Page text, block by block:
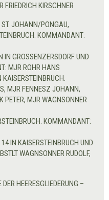
FRIEDRICH KIRSCHNER
JOHANN/PONGAU,
KOMMANDANT:
GROSSENZERSDORF UND
MJR ROHR HANS
MJR FENNESZ JOHANN,
PETER, MJR WAGNSONNER
KOMMANDANT:
IN KAISERSTEINBRUCH UND
WAGNSONNER RUDOLF,
HEERESGLIEDERUNG –